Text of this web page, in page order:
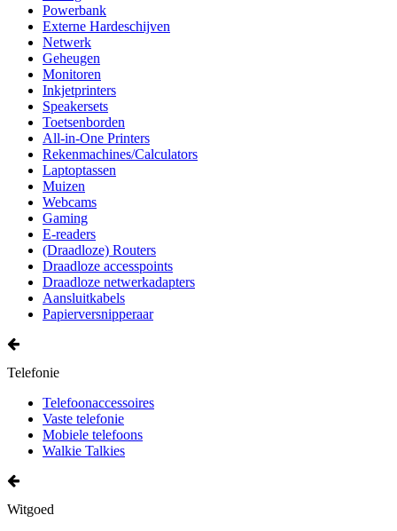
Powerbank
Externe Hardeschijven
Netwerk
Geheugen
Monitoren
Inkjetprinters
Speakersets
Toetsenborden
All-in-One Printers
Rekenmachines/Calculators
Laptoptassen
Muizen
Webcams
Gaming
E-readers
(Draadloze) Routers
Draadloze accesspoints
Draadloze netwerkadapters
Aansluitkabels
Papierversnipperaar
Telefonie
Telefoonaccessoires
Vaste telefonie
Mobiele telefoons
Walkie Talkies
Witgoed